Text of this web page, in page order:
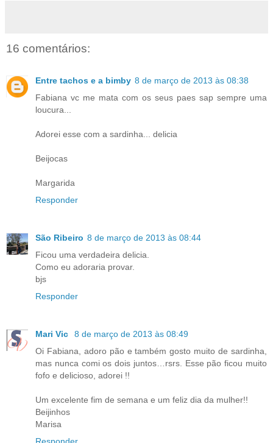
16 comentários:
Entre tachos e a bimby 8 de março de 2013 às 08:38
Fabiana vc me mata com os seus paes sap sempre uma
loucura...
Adorei esse com a sardinha... delicia
Beijocas
Margarida
Responder
São Ribeiro 8 de março de 2013 às 08:44
Ficou uma verdadeira delicia.
Como eu adoraria provar.
bjs
Responder
Mari Vic
8 de março de 2013 às 08:49
Oi Fabiana, adoro pão e também gosto muito de sardinha,
mas nunca comi os dois juntos…rsrs. Esse pão ficou muito
fofo e delicioso, adorei !!
Um excelente fim de semana e um feliz dia da mulher!!
Beijinhos
Marisa
Responder